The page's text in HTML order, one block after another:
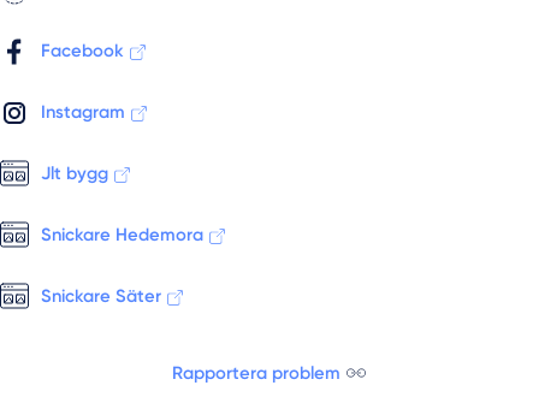
Facebook
Instagram
Jlt bygg
Snickare Hedemora
Snickare Säter
Rapportera problem